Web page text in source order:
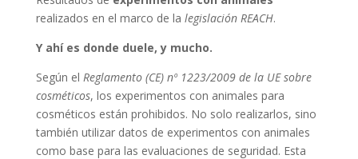
realizados en el marco de la legislación REACH.
Y ahí es donde duele, y mucho.
Según el Reglamento (CE) nº 1223/2009 de la UE sobre
cosméticos, los experimentos con animales para
cosméticos están prohibidos. No solo realizarlos, sino
también utilizar datos de experimentos con animales
como base para las evaluaciones de seguridad. Esta